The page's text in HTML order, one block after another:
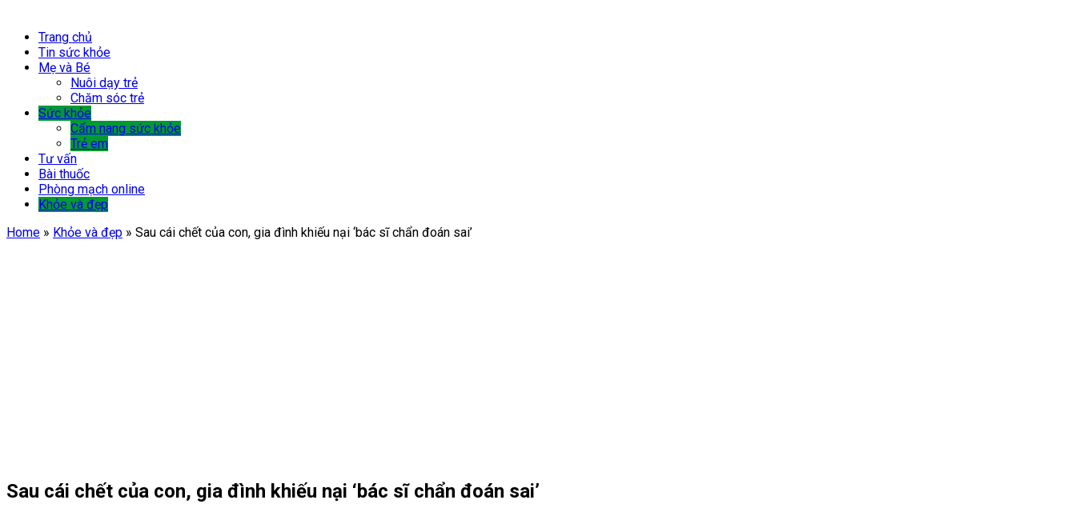
Trang chủ
Tin sức khỏe
Mẹ và Bé
Nuôi dạy trẻ
Chăm sóc trẻ
Sức khỏe
Cẩm nang sức khỏe
Trẻ em
Tư vấn
Bài thuốc
Phòng mạch online
Khỏe và đẹp
Home » Khỏe và đẹp » Sau cái chết của con, gia đình khiếu nại ‘bác sĩ chẩn đoán sai’
Sau cái chết của con, gia đình khiếu nại ‘bác sĩ chẩn đoán sai’